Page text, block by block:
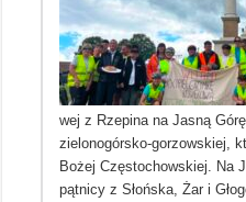
wej z Rzepina na Jasną
zielonogórsko-gorzowskiej,
Bożej Częstochowskiej. Na
pątnicy z Słońska, Żar i